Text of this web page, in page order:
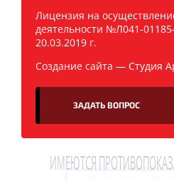
Лицензия на
деятельности №Л041-
20.03.2019 г.
Создание сайта — Студия
ЗАДАТЬ ВОПРОС
ИМЕЮТСЯ